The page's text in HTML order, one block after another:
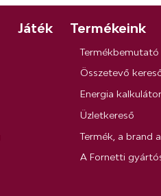
Játék Termékeink
Termékbemutató
Összetevő
Energia kalkulátor
Üzletkereső
Termék, a brand
A Fornetti